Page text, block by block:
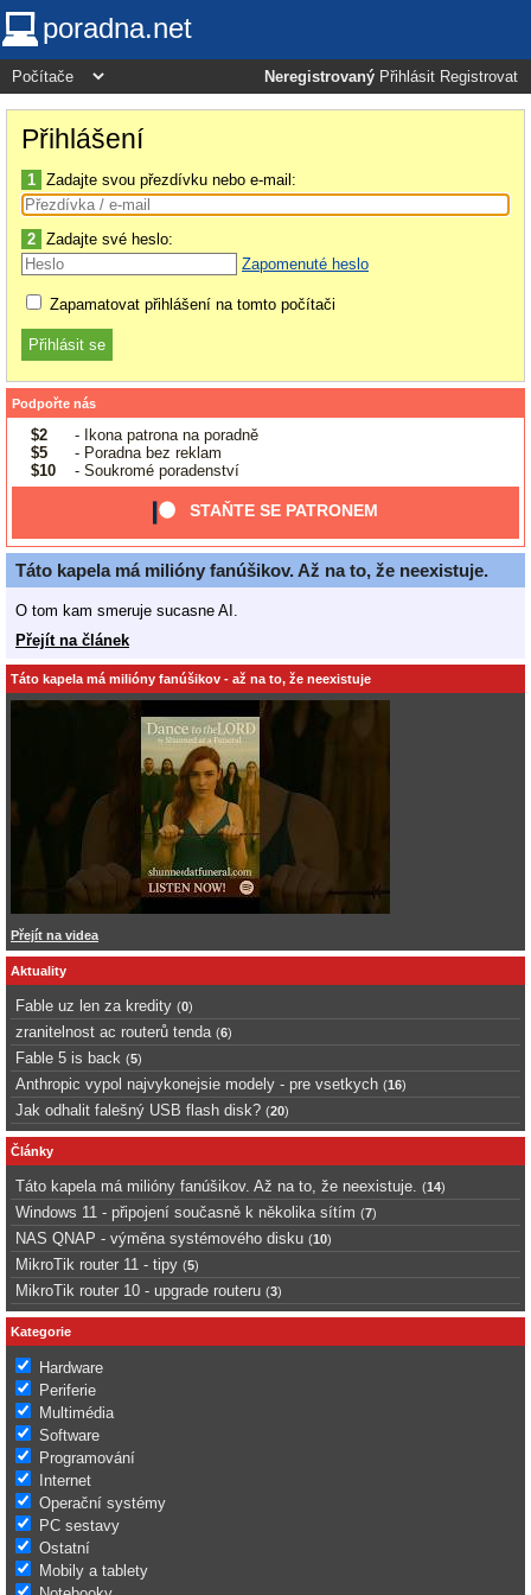
poradna.net
Neregistrovaný Přihlásit Registrovat
Přihlášení
1 Zadajte svou přezdívku nebo e-mail:
2 Zadajte své heslo:
Zapomenuté heslo
Zapamatovat přihlášení na tomto počítači
Podpořte nás
$2
- Ikona patrona na poradně
$5
- Poradna bez reklam
$10
- Soukromé poradenství
STAŇTE SE PATRONEM
Táto kapela má milióny fanúšikov. Až na to, že neexistuje.
O tom kam smeruje sucasne AI.
Přejít na článek
Táto kapela má milióny fanúšikov - až na to, že neexistuje
Přejít na videa
Aktuality
Fable uz len za kredity (0)
zranitelnost ac routerů tenda (6)
Fable 5 is back (5)
Anthropic vypol najvykonejsie modely - pre vsetkych (16)
Jak odhalit falešný USB flash disk? (20)
Články
Táto kapela má milióny fanúšikov. Až na to, že neexistuje. (14)
Windows 11 - připojení současně k několika sítím (7)
NAS QNAP - výměna systémového disku (10)
MikroTik router 11 - tipy (5)
MikroTik router 10 - upgrade routeru (3)
Kategorie
Hardware
Periferie
Multimédia
Software
Programování
Internet
Operační systémy
PC sestavy
Ostatní
Mobily a tablety